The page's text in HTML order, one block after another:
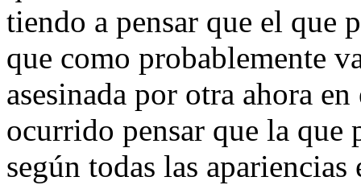
tiendo a pensar que el que
que como probablemente
asesinada por otra ahora
ocurrido pensar que la que
según todas las